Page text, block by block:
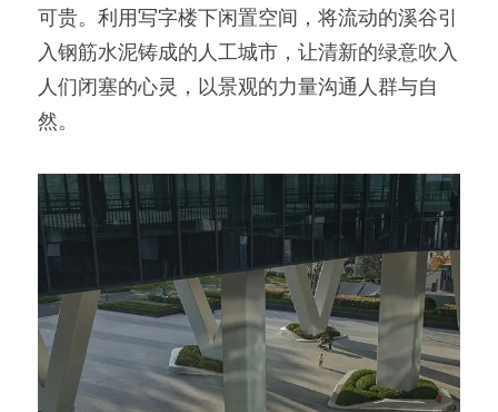
可贵。利用写字楼下闲置空间，将流动的溪谷引
入钢筋水泥铸成的人工城市，让清新的绿意吹入
人们闭塞的心灵，以景观的力量沟通人群与自
然。